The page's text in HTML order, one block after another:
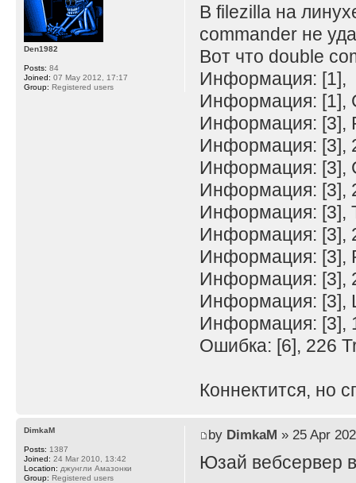
В filezilla на
commander не
Вот что double
Информация: [1],
Информация: [1],
Информация: [3],
Информация: [3],
Информация: [3],
Информация: [3],
Информация: [3],
Информация: [3],
Информация: [3],
Информация: [3],
Информация: [3],
Информация: [3],
Ошибка: [6], 226
Коннектится, но
Den1982
Posts: 84
Joined: 07 May 2012, 17:17
Group: Registered users
by DimkaM » 25 Apr
Юзай вебсервер
DimkaM
Posts: 1387
Joined: 24 Mar 2010, 13:42
Location: джунгли Амазонки
Group: Registered users